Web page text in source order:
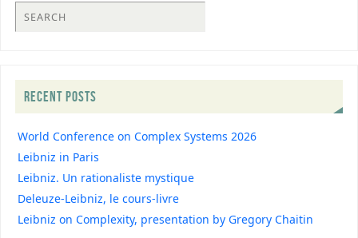
RECENT POSTS
World Conference on Complex Systems 2026
Leibniz in Paris
Leibniz. Un rationaliste mystique
Deleuze-Leibniz, le cours-livre
Leibniz on Complexity, presentation by Gregory Chaitin